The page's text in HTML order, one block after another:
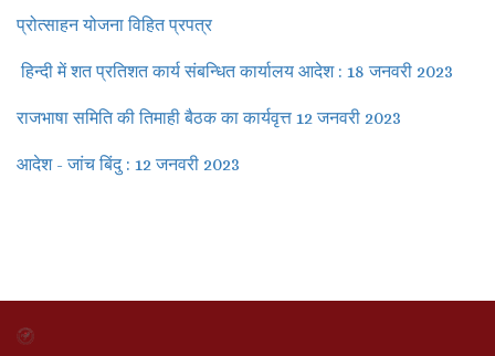
प्रोत्साहन योजना विहित प्रपत्र
हिन्दी में शत प्रतिशत कार्य संबन्धित कार्यालय आदेश : 18 जनवरी 2023
राजभाषा समिति की तिमाही बैठक का कार्यवृत्त 12 जनवरी 2023
आदेश - जांच बिंदु : 12 जनवरी 2023